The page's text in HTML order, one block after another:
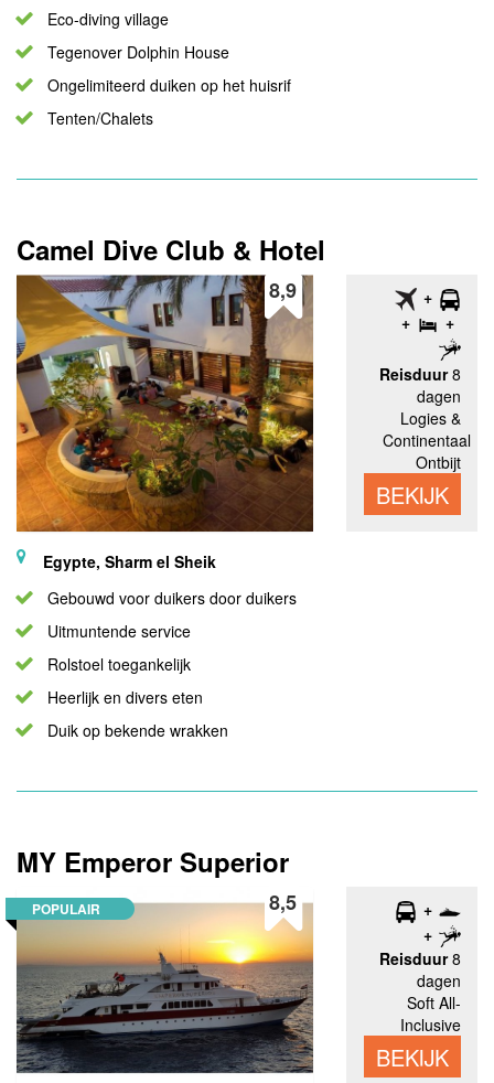
Eco-diving village
Tegenover Dolphin House
Ongelimiteerd duiken op het huisrif
Tenten/Chalets
Camel Dive Club & Hotel
8,9
Reisduur8
dagen
Logies &
Continentaal
Ontbijt
BEKIJK
Egypte, Sharm el Sheik
Gebouwd voor duikers door duikers
Uitmuntende service
Rolstoel toegankelijk
Heerlijk en divers eten
Duik op bekende wrakken
MY Emperor Superior
POPULAIR 8,5
Reisduur8
dagen
Soft All-
Inclusive
BEKIJK